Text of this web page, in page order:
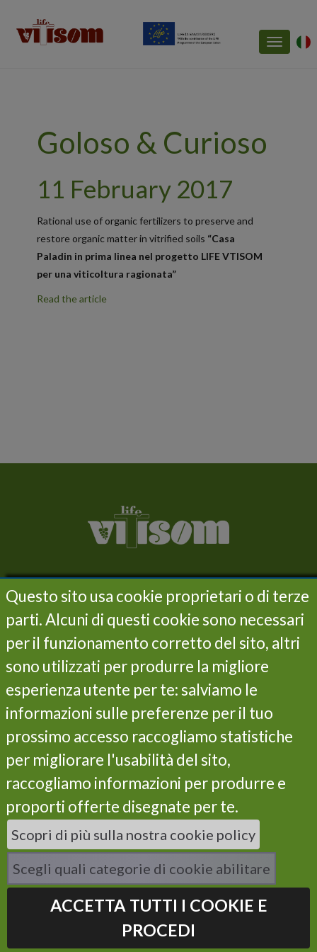
Toggle
Goloso & Curioso
11 February 2017
Rational use of organic fertilizers to preserve and
restore organic matter in vitrified soils “Casa
Paladin in prima linea nel progetto LIFE VTISOM
per una viticoltura ragionata”
Read the article
Project
Objectives
Actions
Results
Life Programme
Partners
Privacy and cookie policy
Subscribe our newsletter
I have read the privacy policy and I consent to the
processing of my data *
Powered by Instilla
Questo sito usa cookie proprietari o di terze
parti. Alcuni di questi cookie sono necessari
per il funzionamento corretto del sito, altri
sono utilizzati per produrre la migliore
esperienza utente per te: salviamo le
informazioni sulle preferenze per il tuo
prossimo accesso raccogliamo statistiche
per migliorare l'usabilità del sito,
raccogliamo informazioni per produrre e
proporti offerte disegnate per te.
Scopri di più sulla nostra cookie policy
Scegli quali categorie di cookie abilitare
ACCETTA TUTTI I COOKIE E
PROCEDI